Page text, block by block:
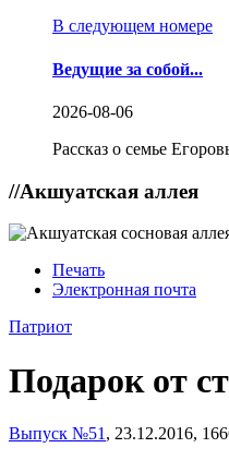
В следующем номере
Ведущие за собой...
2026-08-06
Рассказ о семье
//Акшуатская аллея
Печать
Электронная почта
Патриот
Подарок от
Выпуск №51 , 23.12.2016,